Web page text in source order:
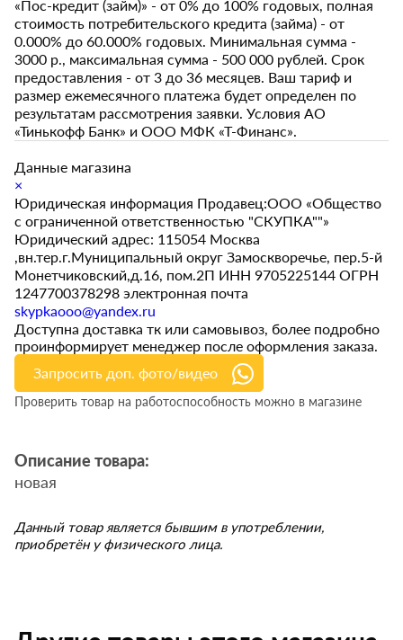
«Пос-кредит (займ)» - от 0% до 100% годовых, полная
стоимость потребительского кредита (займа) - от
0.000% до 60.000% годовых. Минимальная сумма -
3000 р., максимальная сумма - 500 000 рублей. Срок
предоставления - от 3 до 36 месяцев. Ваш тариф и
размер ежемесячного платежа будет определен по
результатам рассмотрения заявки. Условия АО
«Тинькофф Банк» и ООО МФК «Т-Финанс».
Данные магазина
×
Юридическая информация Продавец:ООО «Общество
с ограниченной ответственностью "СКУПКА""»
Юридический адрес: 115054 Москва
,вн.тер.г.Муниципальный округ Замоскворечье, пер.5-й
Монетчиковский,д.16, пом.2П ИНН 9705225144 ОГРН
1247700378298 электронная почта
skypkaooo@yandex.ru
Доступна доставка тк или самовывоз, более подробно
проинформирует менеджер после оформления заказа.
Запросить доп. фото/видео
Проверить товар на работоспособность можно в магазине
Описание товара:
новая
Данный товар является бывшим в употреблении,
приобретён у физического лица.